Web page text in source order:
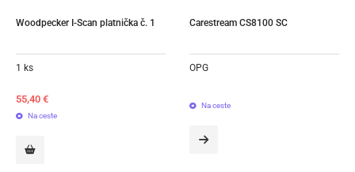
Woodpecker I-Scan platnička č. 1
1 ks
55,40 €
Na ceste
Carestream CS8100 SC
OPG
Na ceste